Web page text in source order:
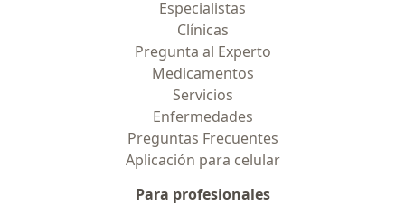
Especialistas
Clínicas
Pregunta al Experto
Medicamentos
Servicios
Enfermedades
Preguntas Frecuentes
Aplicación para celular
Para profesionales